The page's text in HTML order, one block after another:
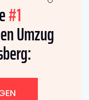
#1
Umzug